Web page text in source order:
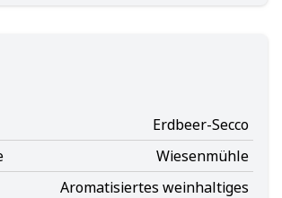
Erdbeer-Secco
Wiesenmühle
Aromatisiertes weinhaltiges